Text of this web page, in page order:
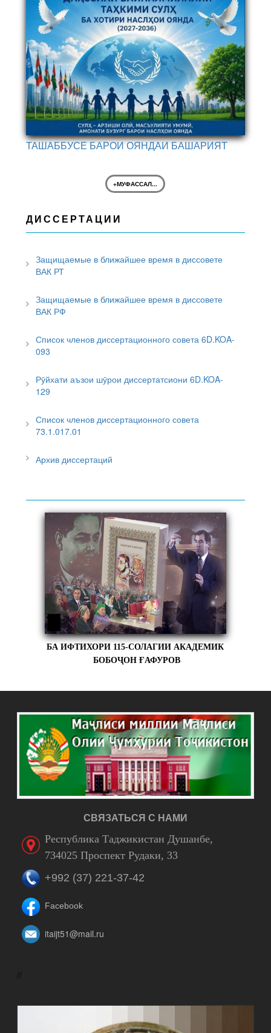
ТАШАББУСЕ БАРОИ ОЯНДАИ БАШАРИЯТ
+МУФАССАЛ...
ДИССЕРТАЦИИ
Защищаемые в ближайшее время в диссовете
ВАК РТ
Защищаемые в ближайшее время в диссовете
ВАК РФ
Список членов диссертационного совета 6D.KOA-
093
Рӯйхати аъзои шӯрои диссертатсиони 6D.KOA-
129
Список членов диссертационного совета
73.1.017.01
Архив диссертаций
БА ИФТИХОРИ 115-СОЛАГИИ АКАДЕМИК
БОБОҶОН ҒАФУРОВ
СВЯЗАТЬСЯ С НАМИ
Республика Таджикистан Душанбе,
734025 Проспект Рудаки, 33
+992 (37) 221-37-42
Facebook
itaijt51@mail.ru
//